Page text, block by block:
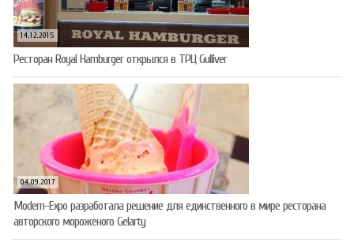
14.12.2015
Ресторан Royal Hamburger открылся в ТРЦ Gulliver
04.09.2017
Modern-Expo разработала решение для единственного в мире ресторана
авторского мороженого Gelarty